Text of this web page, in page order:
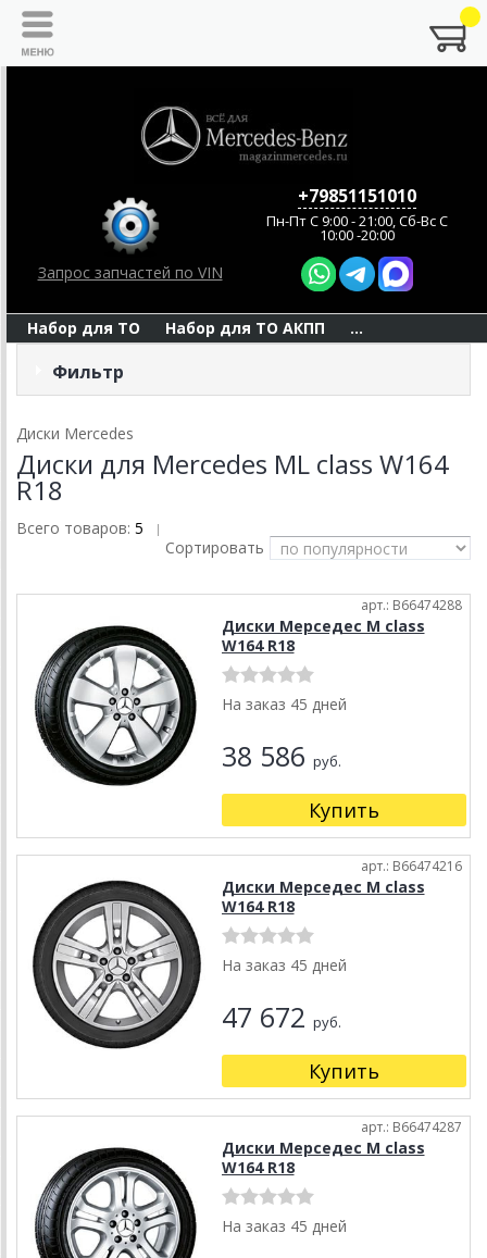
Запрос запчастей по VIN
+79851151010
Пн-Пт C 9:00 - 21:00, Сб-Вс С
10:00 -20:00
Набор для ТО Набор для ТО АКПП ...
Фильтр
Диски Mercedes
Диски для Mercedes ML class W164
R18
Всего товаров: 5 |
Сортировать
арт.: B66474288
Диски Мерседес M class
W164 R18
На заказ 45 дней
38 586 руб.
Купить
арт.: B66474216
Диски Мерседес M class
W164 R18
На заказ 45 дней
47 672 руб.
Купить
арт.: B66474287
Диски Мерседес M class
W164 R18
На заказ 45 дней